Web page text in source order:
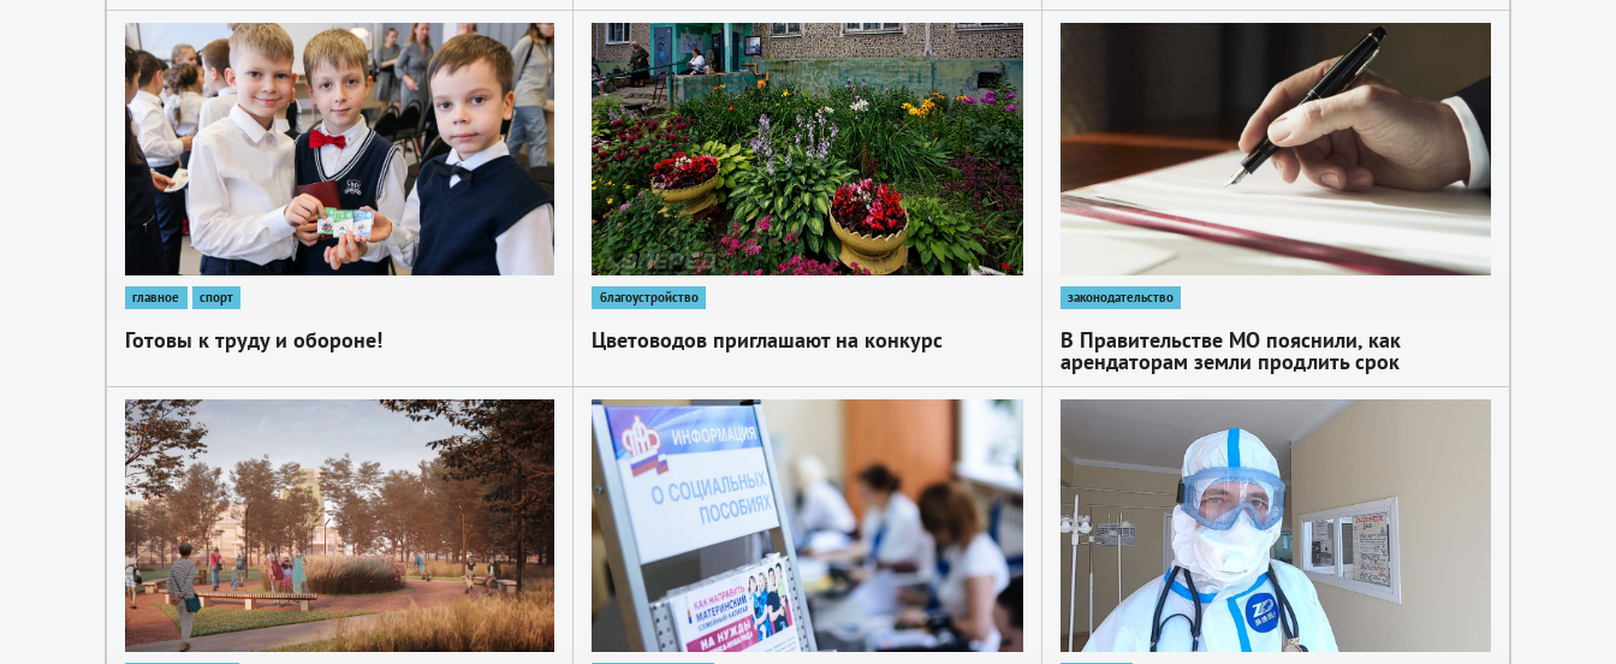
1
главное спорт
Готовы к труду и обороне!
1
благоустройство
Цветоводов приглашают на конкурс
законодательство
В Правительстве МО пояснили, как
арендаторам земли продлить срок
действия договоров аренды
1 1